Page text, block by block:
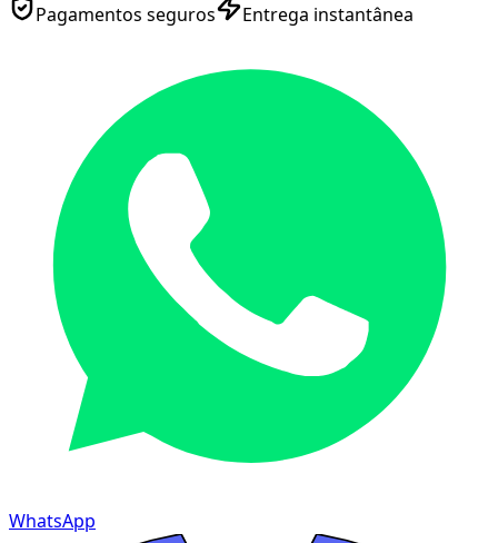
Pagamentos seguros Entrega instantânea
WhatsApp